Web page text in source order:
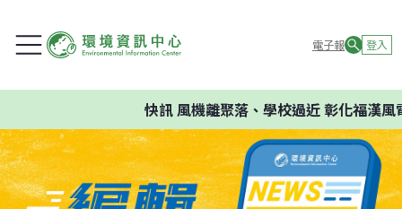
電子報 登入
快訊風機離聚落、學校過近 彰化福漢風